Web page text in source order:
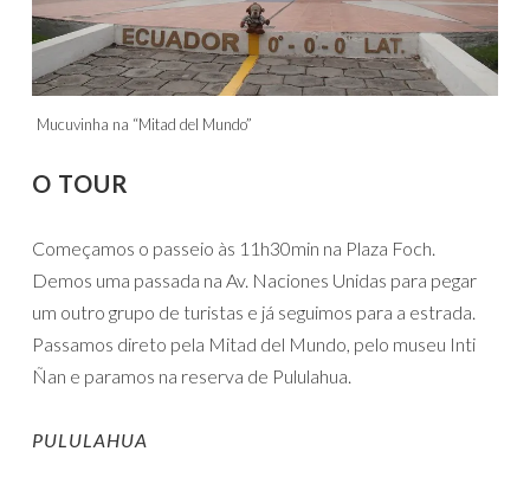
Mucuvinha na “Mitad del Mundo”
O TOUR
Começamos o passeio às 11h30min na Plaza Foch.
Demos uma passada na Av. Naciones Unidas para pegar
um outro grupo de turistas e já seguimos para a estrada.
Passamos direto pela Mitad del Mundo, pelo museu Inti
Ñan e paramos na reserva de Pululahua.
PULULAHUA